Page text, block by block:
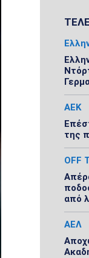
ΑΕΚ
της
OFF
από
ΑΕΛ